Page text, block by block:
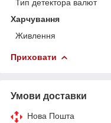
Тип детектора валют
Харчування
Живлення
Приховати
Умови доставки
Нова Пошта